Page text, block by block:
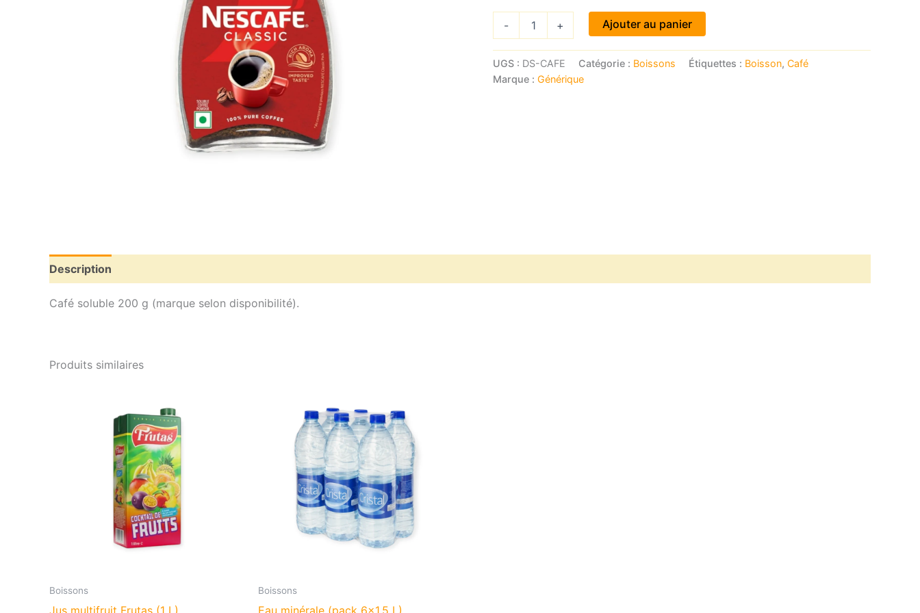
-
Nescafé
(200
+ Ajouter au panier
UGS : DS-CAFE Catégorie : Boissons Étiquettes : Boisson, Café
Marque : Générique
Description
Café soluble 200 g (marque selon disponibilité).
Produits similaires
Boissons
Jus multifruit Frutas (1 L)
Boissons
Eau minérale (pack 6×1,5 L)